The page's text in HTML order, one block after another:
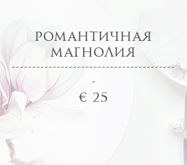
романтичная
магнолия
----------------------------------------
-
€ 25